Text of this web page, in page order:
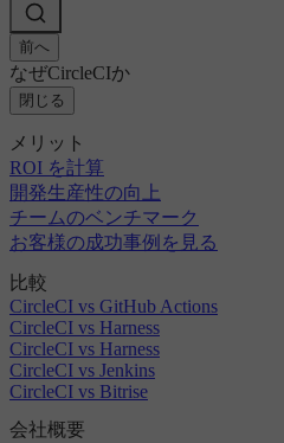
前へ
なぜCircleCIか
閉じる
メリット
ROI を計算
開発生産性の向上
チームのベンチマーク
お客様の成功事例を見る
比較
CircleCI vs GitHub Actions
CircleCI vs Harness
CircleCI vs Harness
CircleCI vs Jenkins
CircleCI vs Bitrise
会社概要